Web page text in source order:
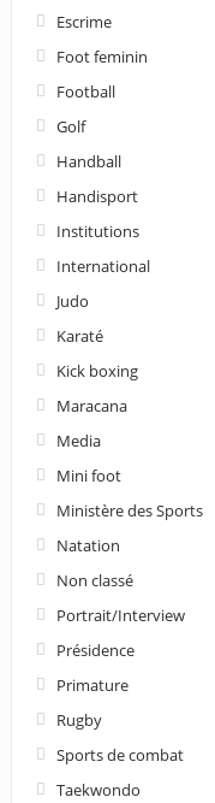
Escrime
Foot feminin
Football
Golf
Handball
Handisport
Institutions
International
Judo
Karaté
Kick boxing
Maracana
Media
Mini foot
Ministère des Sports
Natation
Non classé
Portrait/Interview
Présidence
Primature
Rugby
Sports de combat
Taekwondo